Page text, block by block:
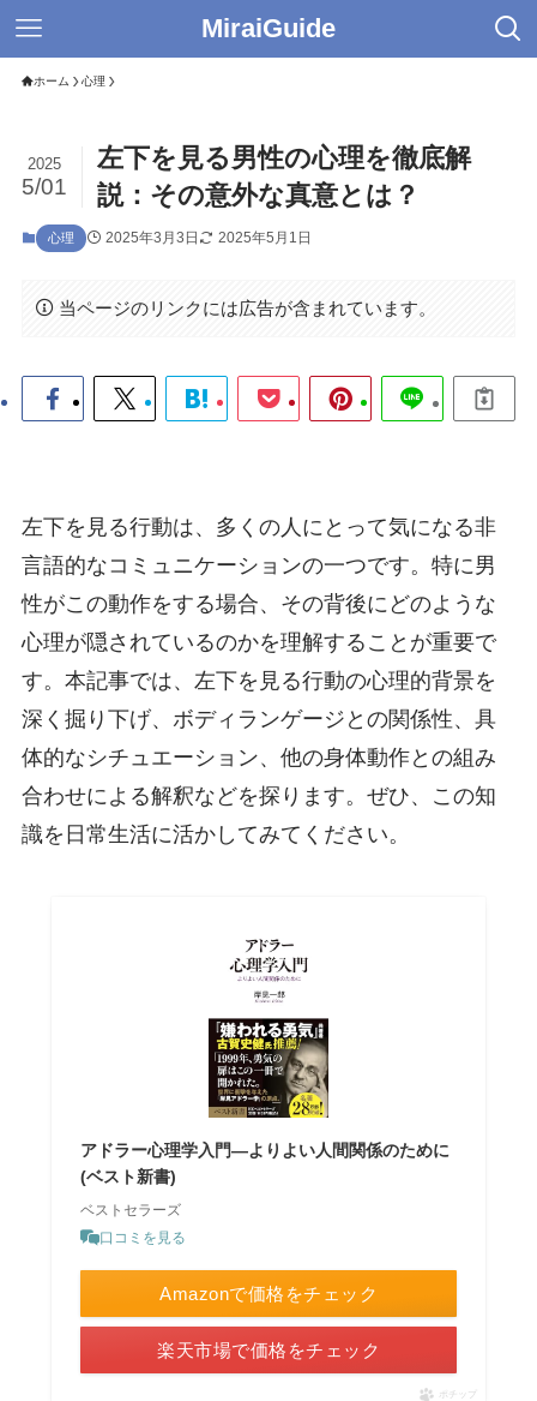
MiraiGuide
ホーム 心理
左下を見る男性の心理を徹底解
説：その意外な真意とは？
2025
5/01
心理 2025年3月3日 2025年5月1日
当ページのリンクには広告が含まれています。
左下を見る行動は、多くの人にとって気になる非
言語的なコミュニケーションの一つです。特に男
性がこの動作をする場合、その背後にどのような
心理が隠されているのかを理解することが重要で
す。本記事では、左下を見る行動の心理的背景を
深く掘り下げ、ボディランゲージとの関係性、具
体的なシチュエーション、他の身体動作との組み
合わせによる解釈などを探ります。ぜひ、この知
識を日常生活に活かしてみてください。
アドラー心理学入門―よりよい人間関係のために
(ベスト新書)
ベストセラーズ
口コミを見る
Amazonで価格をチェック
楽天市場で価格をチェック
ポチップ